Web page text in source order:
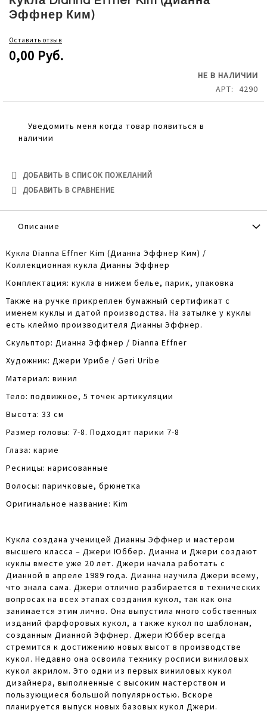
Эффнер Ким)
Оставить отзыв
0,00 Руб.
НЕ В НАЛИЧИИ
АРТ
4290
Уведомить меня когда товар появиться в
наличии
ДОБАВИТЬ В СПИСОК ПОЖЕЛАНИЙ
ДОБАВИТЬ В СРАВНЕНИЕ
the
beginning
the
images
Описание
Кукла Dianna Effner Kim (Дианна Эффнер Ким) /
Коллекционная кукла Дианны Эффнер
Комплектация: кукла в нижем белье, парик, упаковка
Также на ручке прикреплен бумажный сертификат с
именем куклы и датой производства. На затылке у куклы
есть клеймо производителя Дианны Эффнер.
Скульптор: Дианна Эффнер / Dianna Effner
Художник: Джери Урибе / Geri Uribe
Материал: винил
Тело: подвижное, 5 точек артикуляции
Высота: 33 см
Размер головы: 7-8. Подходят парики 7-8
Глаза: карие
Ресницы: нарисованные
Волосы: паричковые, брюнетка
Оригинальное название: Kim
Кукла создана ученицей Дианны Эффнер и мастером
высшего класса – Джери Юббер. Дианна и Джери создают
куклы вместе уже 20 лет. Джери начала работать с
Дианной в апреле 1989 года. Дианна научила Джери всему,
что знала сама. Джери отлично разбирается в технических
вопросах на всех этапах создания кукол, так как она
занимается этим лично. Она выпустила много собственных
изданий фарфоровых кукол, а также кукол по шаблонам,
созданным Дианной Эффнер. Джери Юббер всегда
стремится к достижению новых высот в производстве
кукол. Недавно она освоила технику росписи виниловых
кукол акрилом. Это одни из первых виниловых кукол
дизайнера, выполненные с высоким мастерством и
пользующиеся большой популярностью. Вскоре
планируется выпуск новых базовых кукол Джери.